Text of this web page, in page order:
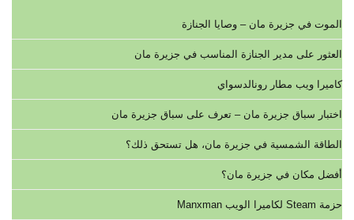
الموت في جزيرة مان – وصايا الجنازة
العثور على مدير الجنازة المناسب في جزيرة مان
كاميرا ويب مطار رونالدسواي
اختبار سباق جزيرة مان – تعرف على سباق جزيرة مان
الطاقة الشمسية في جزيرة مان، هل تستحق ذلك؟
أفضل مكان في جزيرة مان؟
حزمة Steam لكاميرا الويب Manxman